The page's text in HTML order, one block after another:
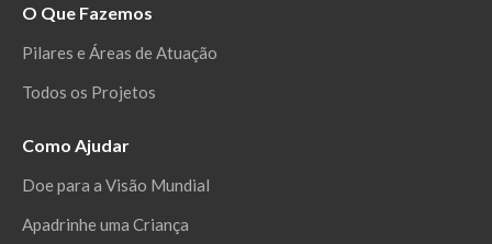
O Que Fazemos
Pilares e Áreas de Atuação
Todos os Projetos
Como Ajudar
Doe para a Visão Mundial
Apadrinhe uma Criança